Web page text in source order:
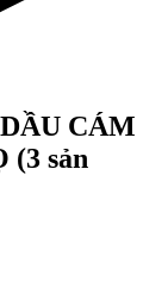
CÁM
(3 sản